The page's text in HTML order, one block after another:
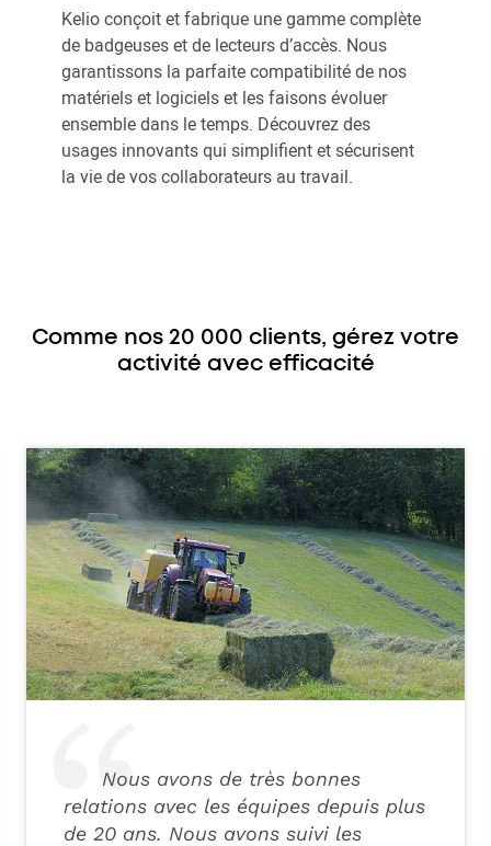
Kelio conçoit et fabrique une gamme complète
de badgeuses et de lecteurs d’accès. Nous
garantissons la parfaite compatibilité de nos
matériels et logiciels et les faisons évoluer
ensemble dans le temps. Découvrez des
usages innovants qui simplifient et sécurisent
la vie de vos collaborateurs au travail.
Comme nos 20 000 clients, gérez votre
activité avec efficacité
Nous avons de très bonnes
relations avec les équipes depuis plus
de 20 ans. Nous avons suivi les